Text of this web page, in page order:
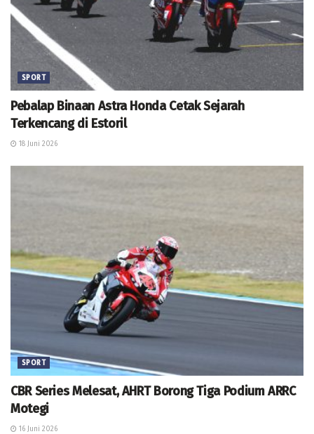
SPORT
Pebalap Binaan Astra Honda Cetak Sejarah
Terkencang di Estoril
18 Juni 2026
SPORT
CBR Series Melesat, AHRT Borong Tiga Podium ARRC
Motegi
16 Juni 2026